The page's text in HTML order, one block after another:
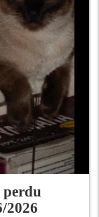
perdu
2026